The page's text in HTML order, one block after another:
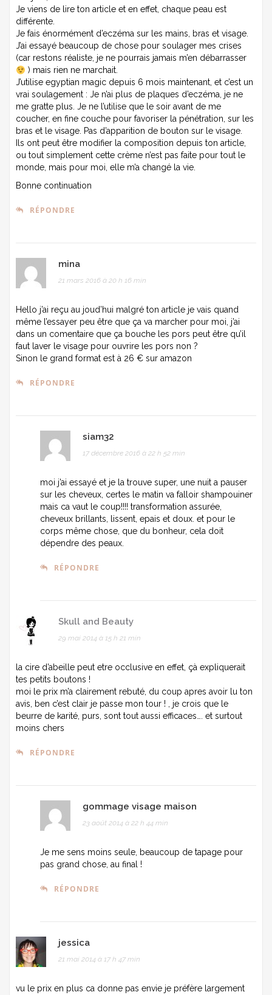
Je viens de lire ton article et en effet, chaque peau est
différente.
Je fais énormément d’eczéma sur les mains, bras et visage.
J’ai essayé beaucoup de chose pour soulager mes crises
(car restons réaliste, je ne pourrais jamais m’en débarrasser
) mais rien ne marchait.
J’utilise egyptian magic depuis 6 mois maintenant, et c’est un
vrai soulagement : Je n’ai plus de plaques d’eczéma, je ne
me gratte plus. Je ne l’utilise que le soir avant de me
coucher, en fine couche pour favoriser la pénétration, sur les
bras et le visage. Pas d’apparition de bouton sur le visage.
Ils ont peut être modifier la composition depuis ton article,
ou tout simplement cette crème n’est pas faite pour tout le
monde, mais pour moi, elle m’a changé la vie.
Bonne continuation
RÉPONDRE
mina
21 mars 2016 à 20 h 16 min
Hello j’ai reçu au joud’hui malgré ton article je vais quand
même l’essayer peu être que ça va marcher pour moi, j’ai
dans un comentaire que ça bouche les pors peut être qu’il
faut laver le visage pour ouvrire les pors non ?
Sinon le grand format est à 26 € sur amazon
RÉPONDRE
siam32
17 décembre 2016 à 22 h 52 min
moi j’ai essayé et je la trouve super, une nuit a pauser
sur les cheveux, certes le matin va falloir shampouiner
mais ca vaut le coup!!!! transformation assurée,
cheveux brillants, lissent, epais et doux. et pour le
corps même chose, que du bonheur, cela doit
dépendre des peaux.
RÉPONDRE
Skull and Beauty
29 mai 2014 à 15 h 21 min
la cire d’abeille peut etre occlusive en effet, çà expliquerait
tes petits boutons !
moi le prix m’a clairement rebuté, du coup apres avoir lu ton
avis, ben c’est clair je passe mon tour ! , je crois que le
beurre de karité, purs, sont tout aussi efficaces…. et surtout
moins chers
RÉPONDRE
gommage visage maison
23 août 2014 à 22 h 44 min
Je me sens moins seule, beaucoup de tapage pour
pas grand chose, au final !
RÉPONDRE
jessica
21 mai 2014 à 17 h 47 min
vu le prix en plus ca donne pas envie je préfère largement